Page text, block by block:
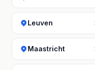
Leuven
Maastricht